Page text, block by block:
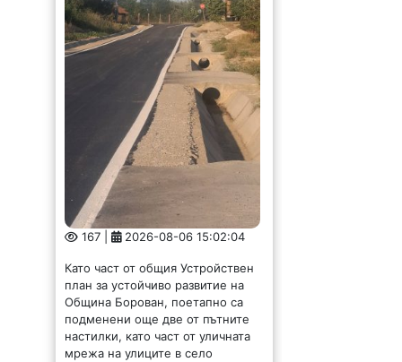
167 | 2026-08-06 15:02:04
Като част от общия Устройствен
план за устойчиво развитие на
Община Борован, поетапно са
подменени още две от пътните
настилки, като част от уличната
мрежа на улиците в село